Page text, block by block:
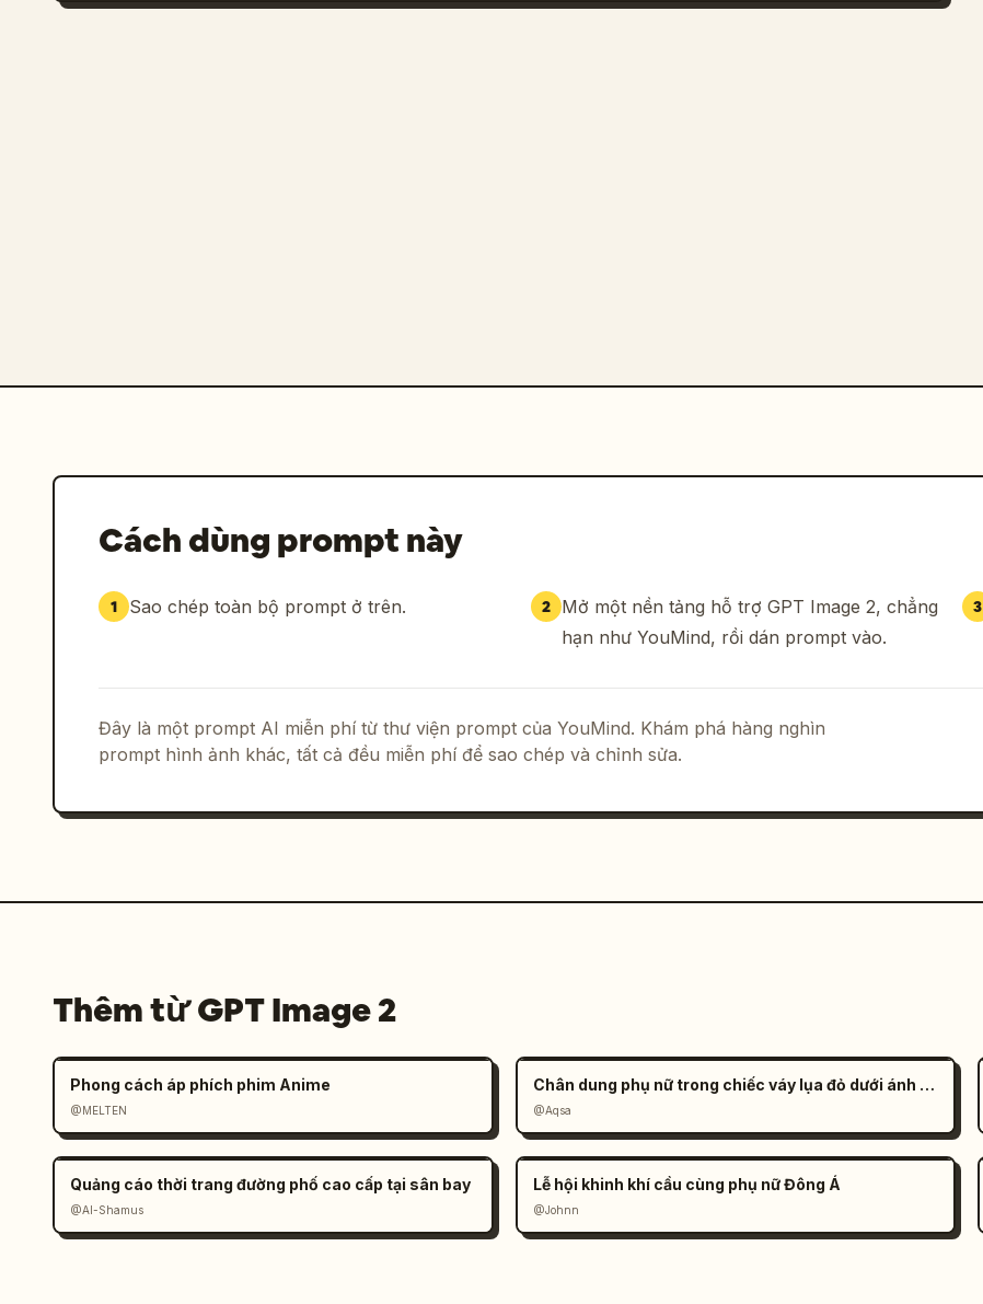
Cách dùng prompt này
1 Sao chép toàn bộ prompt ở trên. 2 Mở một nền tảng hỗ trợ GPT Image 2, chẳng
hạn như YouMind, rồi dán prompt vào.
3
Đây là một prompt AI miễn phí từ thư viện prompt của YouMind. Khám phá hàng nghìn
prompt hình ảnh khác, tất cả đều miễn phí để sao chép và chỉnh sửa.
Thêm từ GPT Image 2
Phong cách áp phích phim Anime
@MELTEN
Chân dung phụ nữ trong chiếc váy lụa đỏ dưới ánh nắng
@Aqsa
Quảng cáo thời trang đường phố cao cấp tại sân bay
@Al-Shamus
Lễ hội khinh khí cầu cùng phụ nữ Đông Á
@Johnn